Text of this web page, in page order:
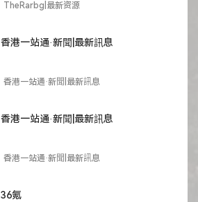
TheRarbg|最新资源
香港一站通·新聞|最新訊息
香港一站通·新聞|最新訊息
香港一站通·新聞|最新訊息
香港一站通·新聞|最新訊息
36氪